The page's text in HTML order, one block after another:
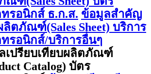
ทรอนิกส์ ธ.ก.ส. ข้อมูลสำคัญ
ลิตภัณฑ์(Sales Sheet) บริการ
ทรอนิกส์/บริการอื่นๆ
เปรียบเทียบผลิตภัณฑ์
Catalog) บัตร